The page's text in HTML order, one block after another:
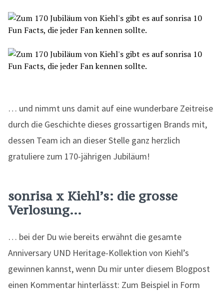
… und nimmt uns damit auf eine wunderbare Zeitreise
durch die Geschichte dieses grossartigen Brands mit,
dessen Team ich an dieser Stelle ganz herzlich
gratuliere zum 170-jährigen Jubiläum!
sonrisa x Kiehl’s: die grosse
Verlosung…
… bei der Du wie bereits erwähnt die gesamte
Anniversary UND Heritage-Kollektion von Kiehl’s
gewinnen kannst, wenn Du mir unter diesem Blogpost
einen Kommentar hinterlässt: Zum Beispiel in Form